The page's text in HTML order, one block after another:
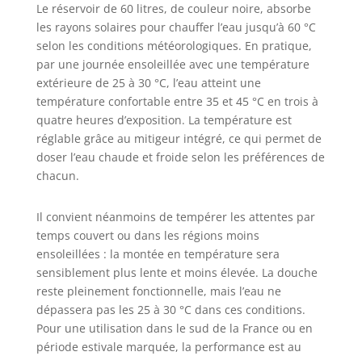
Le réservoir de 60 litres, de couleur noire, absorbe
les rayons solaires pour chauffer l’eau jusqu’à 60 °C
selon les conditions météorologiques. En pratique,
par une journée ensoleillée avec une température
extérieure de 25 à 30 °C, l’eau atteint une
température confortable entre 35 et 45 °C en trois à
quatre heures d’exposition. La température est
réglable grâce au mitigeur intégré, ce qui permet de
doser l’eau chaude et froide selon les préférences de
chacun.
Il convient néanmoins de tempérer les attentes par
temps couvert ou dans les régions moins
ensoleillées : la montée en température sera
sensiblement plus lente et moins élevée. La douche
reste pleinement fonctionnelle, mais l’eau ne
dépassera pas les 25 à 30 °C dans ces conditions.
Pour une utilisation dans le sud de la France ou en
période estivale marquée, la performance est au